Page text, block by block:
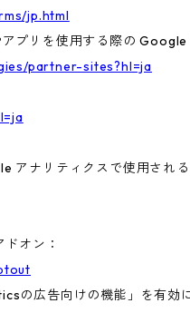
jp.html
プリを使用する際の Google
partner-sites?hl=ja
アナリティクスで使用され
オン：
の広告向けの機能」を有